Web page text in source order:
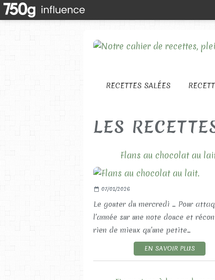
RECETTES SALÉES
LES
Flans au chocolat au
07/01/2026
Le gouter du mercredi ... Pour
l’année sur une note douce et
rien de mieux qu’une petite...
EN SAVOIR PLUS